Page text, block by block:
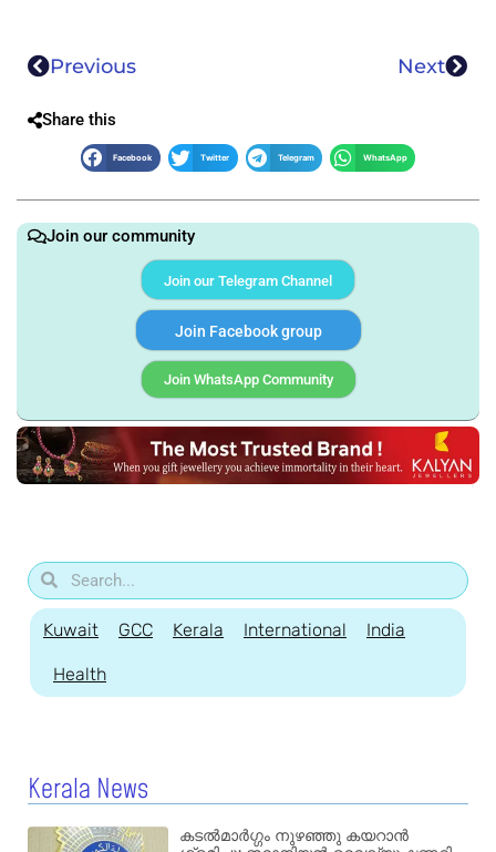
Previous Next
Share this
Facebook Twitter Telegram WhatsApp
Join our community
Join our Telegram Channel
Join Facebook group
Join WhatsApp Community
Kuwait GCC Kerala International India
Health
Kerala News
കടൽമാർഗ്ഗം നുഴഞ്ഞു കയറാൻ